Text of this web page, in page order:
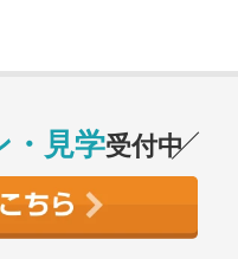
・見学受付中